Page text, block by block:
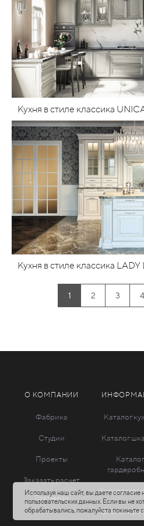
Кухня в стиле классика
Кухня в стиле классика LADY
1 2 3 4
О КОМПАНИИ
Фабрика
Студии
Проекты
Заказать расчет
Партнерам
Каталог
Каталог
Каталог
Каталог
Каталог
Используя наш сайт, вы даете
пользовательских данных. Если вы не
обрабатывались, пожалуйста покиньте